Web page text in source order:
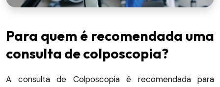
Para quem é recomendada uma
consulta de colposcopia?
A consulta de Colposcopia é recomendada para